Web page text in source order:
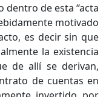
dentro de esta “acta
motivado
es decir sin que
la existencia
de allí se derivan,
de cuentas en